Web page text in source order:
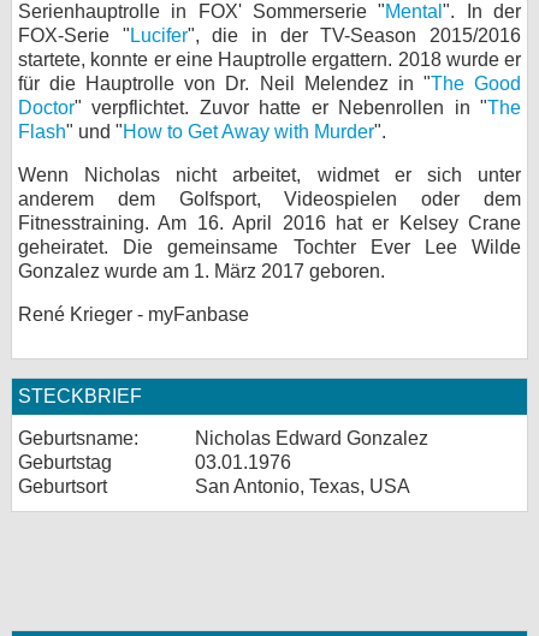
Serienhauptrolle in FOX' Sommerserie "Mental". In der
FOX-Serie " Lucifer", die in der TV-Season 2015/2016
startete, konnte er eine Hauptrolle ergattern. 2018 wurde er
für die Hauptrolle von Dr. Neil Melendez in "The Good
Doctor" verpflichtet. Zuvor hatte er Nebenrollen in "The
Flash" und "How to Get Away with Murder".
Wenn Nicholas nicht arbeitet, widmet er sich unter
anderem dem Golfsport, Videospielen oder dem
Fitnesstraining. Am 16. April 2016 hat er Kelsey Crane
geheiratet. Die gemeinsame Tochter Ever Lee Wilde
Gonzalez wurde am 1. März 2017 geboren.
René Krieger - myFanbase
STECKBRIEF
Geburtsname:
Nicholas Edward Gonzalez
Geburtstag
03.01.1976
Geburtsort
San Antonio, Texas, USA